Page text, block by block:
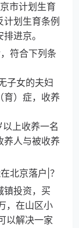
市计划生育
划生育条例
进京。
符合下列条
子女的夫妇
育）症，收养
上收养一名
养人与被收养
北京落户|？
镇投资，买
，在山区小
以解决一家